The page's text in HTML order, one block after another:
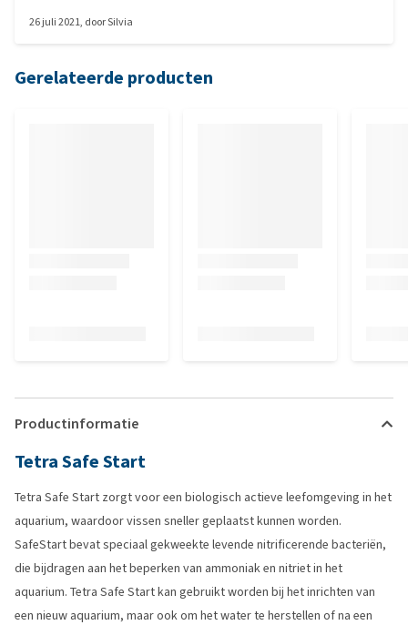
26 juli 2021, doorSilvia
Gerelateerde producten
Productinformatie
Tetra Safe Start
Tetra Safe Start zorgt voor een biologisch actieve leefomgeving in het
aquarium, waardoor vissen sneller geplaatst kunnen worden.
SafeStart bevat speciaal gekweekte levende nitrificerende bacteriën,
die bijdragen aan het beperken van ammoniak en nitriet in het
aquarium. Tetra Safe Start kan gebruikt worden bij het inrichten van
een nieuw aquarium, maar ook om het water te herstellen of na een